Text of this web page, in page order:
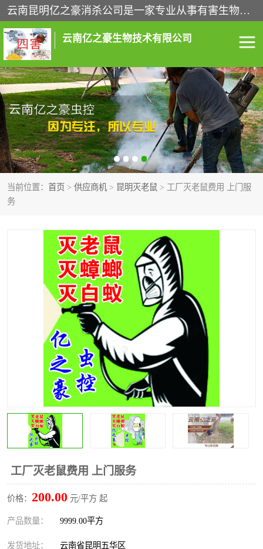
云南昆明亿之豪消杀公司是一家专业从事有害生物防治综合治理的公司，治理服务包括：灭鼠,杀虫,除虫,除蟑螂,白蚁防治,消杀等；安全环保,快速上门,价格透明,完善的售后服务,不影响您的生活工作。
云南亿之豪生物技术有限公司
当前位置： 首页 > 供应商机 > 昆明灭老鼠 > 工厂灭老鼠费用 上门服
务
工厂灭老鼠费用 上门服务
价格： 200.00 元/平方 起
产品数量： 9999.00平方
发货地址： 云南省昆明五华区
灭鼠服务 杀虫服务
除虫服务 除蟑螂服务
白蚁防治服务 消杀服务
昆明灭老鼠 昆明灭蟑螂
昆明消毒公司 昆明白蚁防治
昆明灭红火蚁公司 昆明驱蛇公司
昆明除虫除蚁